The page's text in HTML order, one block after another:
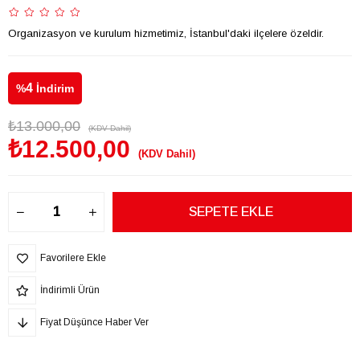
Organizasyon ve kurulum hizmetimiz, İstanbul'daki ilçelere özeldir.
%4 İndirim
₺13.000,00 (KDV Dahil)
₺12.500,00 (KDV Dahil)
Favorilere Ekle
İndirimli Ürün
Fiyat Düşünce Haber Ver